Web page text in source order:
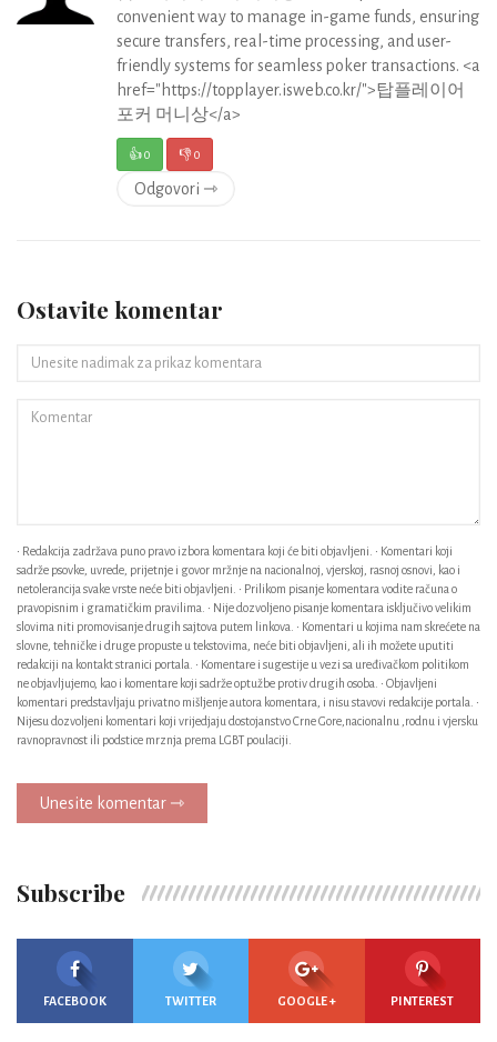
convenient way to manage in-game funds, ensuring
secure transfers, real-time processing, and user-
friendly systems for seamless poker transactions. <a
href="https://topplayer.isweb.co.kr/">탑플레이어
포커 머니상</a>
👍0 👎0
Odgovori ⇾
Ostavite komentar
• Redakcija zadržava puno pravo izbora komentara koji će biti objavljeni. • Komentari koji
sadrže psovke, uvrede, prijetnje i govor mržnje na nacionalnoj, vjerskoj, rasnoj osnovi, kao i
netolerancija svake vrste neće biti objavljeni. • Prilikom pisanje komentara vodite računa o
pravopisnim i gramatičkim pravilima. • Nije dozvoljeno pisanje komentara isključivo velikim
slovima niti promovisanje drugih sajtova putem linkova. • Komentari u kojima nam skrećete na
slovne, tehničke i druge propuste u tekstovima, neće biti objavljeni, ali ih možete uputiti
redakciji na kontakt stranici portala. • Komentare i sugestije u vezi sa uređivačkom politikom
ne objavljujemo, kao i komentare koji sadrže optužbe protiv drugih osoba. • Objavljeni
komentari predstavljaju privatno mišljenje autora komentara, i nisu stavovi redakcije portala. •
Nijesu dozvoljeni komentari koji vrijedjaju dostojanstvo Crne Gore,nacionalnu ,rodnu i vjersku
ravnopravnost ili podstice mrznja prema LGBT poulaciji.
Unesite komentar ⇾
Subscribe
FACEBOOK TWITTER GOOGLE + PINTEREST